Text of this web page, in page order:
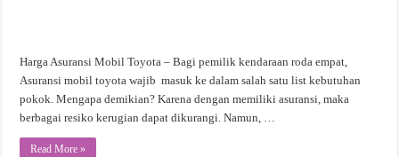
Harga Asuransi Mobil Toyota – Bagi pemilik kendaraan roda empat,
Asuransi mobil toyota wajib masuk ke dalam salah satu list kebutuhan
pokok. Mengapa demikian? Karena dengan memiliki asuransi, maka
berbagai resiko kerugian dapat dikurangi. Namun, …
Read More »